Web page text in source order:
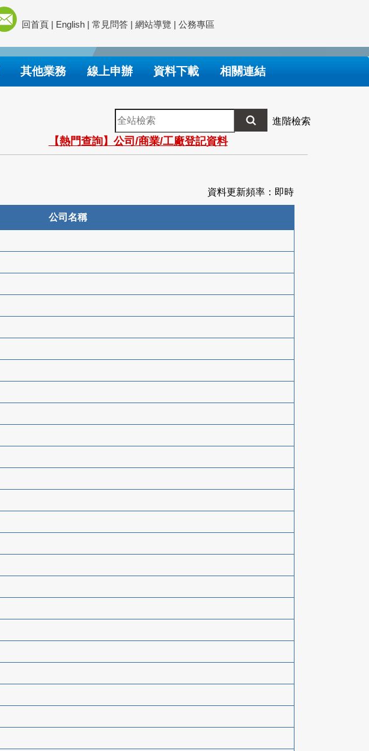
回首頁 | English | 常見問答 | 網站導覽 | 公務專區
其他業務 線上申辦 資料下載 相關連結
全
站
檢
索
進階檢索
【熱門查詢】公司/商業/工廠登記資料
資料更新頻率：即時
公司名稱